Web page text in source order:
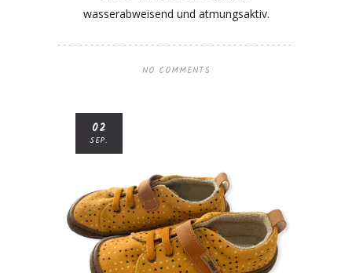
wasserabweisend und atmungsaktiv.
NO COMMENTS
02
SEP.